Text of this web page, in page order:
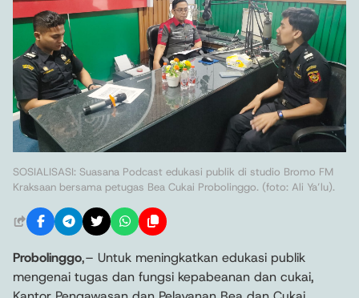
SOSIALISASI: Suasana Podcast edukasi publik di studio Bromo FM
Kraksaan bersama petugas Bea Cukai Probolinggo. (foto: Ali Ya’lu).
Probolinggo,– Untuk meningkatkan edukasi publik
mengenai tugas dan fungsi kepabeanan dan cukai,